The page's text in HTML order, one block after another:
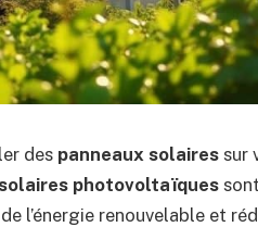
des panneaux solaires sur
photovoltaïques
l’énergie renouvelable et